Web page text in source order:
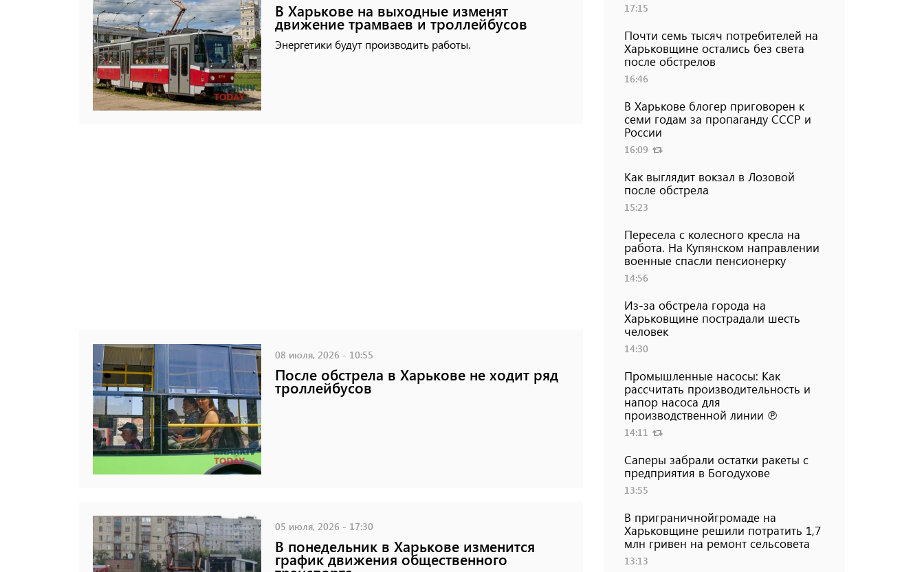
В Харькове на выходные изменят
движение трамваев и троллейбусов
Энергетики будут производить работы.
08 июля, 2026 - 10:55
После обстрела в Харькове не ходит ряд
троллейбусов
05 июля, 2026 - 17:30
В понедельник в Харькове изменится
график движения общественного
17:15
Почти семь тысяч потребителей на
Харьковщине остались без света
после обстрелов
16:46
В Харькове блогер приговорен к
семи годам за пропаганду СССР и
России
16:09
Как выглядит вокзал в Лозовой
после обстрела
15:23
Пересела с колесного кресла на
работа. На Купянском направлении
военные спасли пенсионерку
14:56
Из-за обстрела города на
Харьковщине пострадали шесть
человек
14:30
Промышленные насосы: Как
рассчитать производительность и
напор насоса для
производственной линии ℗
14:11
Саперы забрали остатки ракеты с
предприятия в Богодухове
13:55
В приграничнойгромаде на
Харьковщине решили потратить 1,7
млн ​​гривен на ремонт сельсовета
13:13